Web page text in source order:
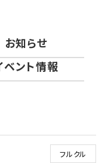
お知らせ
ベント情報
フルクル